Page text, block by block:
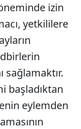
izin
yetkililere
sağlamaktır.
başladıktan
eylemden